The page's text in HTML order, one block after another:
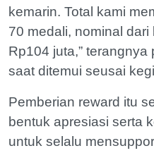
kemarin. Total kami
70 medali, nominal
Rp104 juta,”
saat ditemui seusai
Pemberian reward itu
bentuk apresiasi serta
untuk selalu